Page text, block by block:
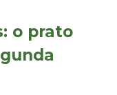
o prato